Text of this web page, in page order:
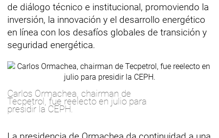
de diálogo técnico e institucional, promoviendo la
inversión, la innovación y el desarrollo energético
en línea con los desafíos globales de transición y
seguridad energética.
Carlos Ormachea, chairman de
Tecpetrol, fue reelecto en julio para
presidir la CEPH.